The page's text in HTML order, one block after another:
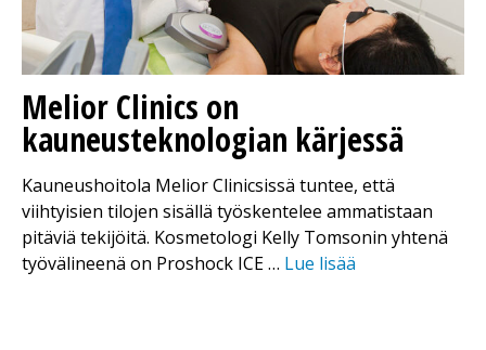
Melior Clinics on
kauneusteknologian kärjessä
Kauneushoitola Melior Clinicsissä tuntee, että
viihtyisien tilojen sisällä työskentelee ammatistaan
pitäviä tekijöitä. Kosmetologi Kelly Tomsonin yhtenä
työvälineenä on Proshock ICE … Lue lisää